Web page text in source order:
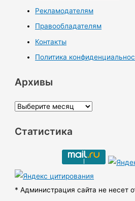
Рекламодателям
Правообладателям
Контакты
Политика
Архивы
А
х
ы
Статистика
* Администрация сайта не несет